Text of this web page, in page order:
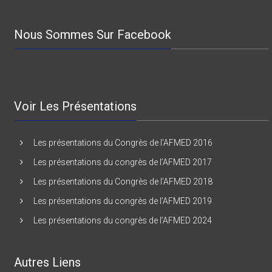
Nous Sommes Sur Facebook
Voir Les Présentations
Les présentations du Congrès de l’AFMED 2016
Les présentations du congrès de l’AFMED 2017
Les présentations du Congrès de l’AFMED 2018
Les présentations du congrès de l’AFMED 2019
Les présentations du congrès de l’AFMED 2024
Autres Liens